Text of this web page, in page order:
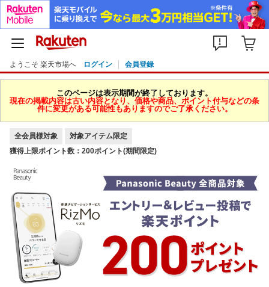
ようこそ 楽天市場へ ログイン 会員登録
このページは表示期間が終了しております。
現在の掲載内容は古い内容となり、価格や商品、ポイント付与などの条
件に変更がある可能性もありますのでご了承ください。
全会員様対象
対象アイテム限定
獲得上限ポイント数：200ポイント(期間限定)